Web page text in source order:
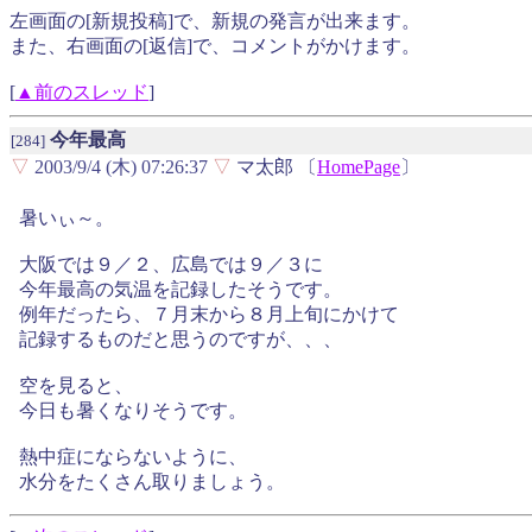
左画面の[新規投稿]で、新規の発言が出来ます。
また、右画面の[返信]で、コメントがかけます。
[ ▲前のスレッド]
[284] 今年最高
▽ 2003/9/4 (木) 07:26:37 ▽ マ太郎 〔HomePage〕
暑いぃ～。
大阪では９／２、広島では９／３に
今年最高の気温を記録したそうです。
例年だったら、７月末から８月上旬にかけて
記録するものだと思うのですが、、、
空を見ると、
今日も暑くなりそうです。
熱中症にならないように、
水分をたくさん取りましょう。